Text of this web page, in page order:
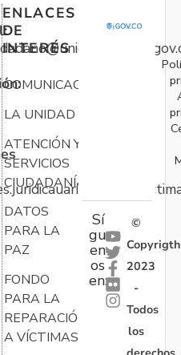
ENLACES
DE
INTERÉS
COMUNICACIONES
LA UNIDAD
ATENCIÓN Y
SERVICIOS
CIUDADANÍA
DATOS
PARA LA
PAZ
FONDO
PARA LA
REPARACIÓN
A VÍCTIMAS
Sí
gu
en
os
en:
©
Copyrigth
2023
-
Todos
los